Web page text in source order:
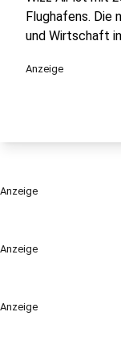
Anzeige
Anzeige
Flughafens. Die
und Wirtschaft
Anzeige
Anzeige